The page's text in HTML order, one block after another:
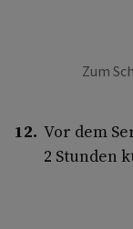
Zum
Vor dem
2 Stunden